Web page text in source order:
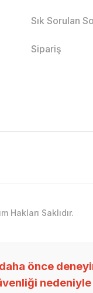
Sık Sorulan
Sipariş
Hakları Saklıdır.
önce
nedeniyle